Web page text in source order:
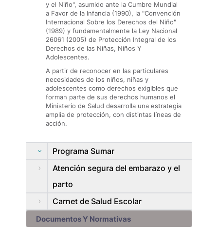
y el Niño", asumido ante la Cumbre Mundial
a Favor de la Infancia (1990), la "Convención
Internacional Sobre los Derechos del Niño"
(1989) y fundamentalmente la Ley Nacional
26061 (2005) de Protección Integral de los
Derechos de las Niñas, Niños Y
Adolescentes.
A partir de reconocer en las particulares
necesidades de los niños, niñas y
adolescentes como de­re­chos exigibles que
forman parte de sus derechos humanos el
Ministerio de Salud desarrolla una estrategia
amplia de protección, con distintas líneas de
acción.
Programa Sumar
Atención segura del embarazo y el
parto
Carnet de Salud Escolar
Documentos Y Normativas